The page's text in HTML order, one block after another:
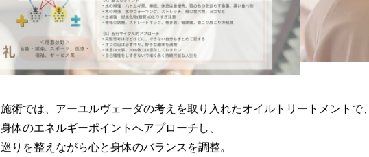
施術では、アーユルヴェーダの考えを取り入れたオイルトリートメントで、
身体のエネルギーポイントへアプローチし、
巡りを整えながら心と身体のバランスを調整。